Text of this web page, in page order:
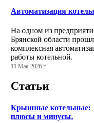
Автоматизация
На одном из
Брянской области
комплексная
работы котельной.
11 Мая 2026 г.
Статьи
Крышные котельные:
плюсы и минусы.